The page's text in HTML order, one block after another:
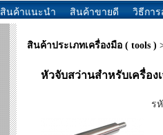
สินค้าแนะนำ สินค้าขายดี วิธีกา
สินค้าประเภทเครื่องมือ ( tools )
หัวจับสว่านสำหรับเครื่อง
ร